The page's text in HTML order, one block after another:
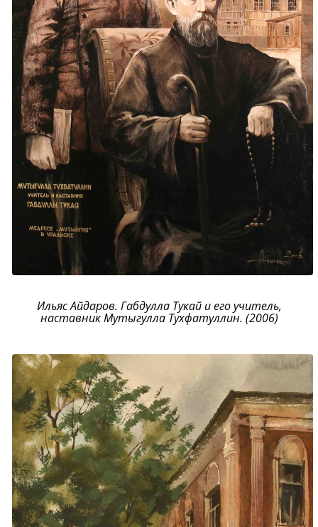
Ильяс Айдаров. Габдулла Тукай и его учитель,
наставник Мутыгулла Тухфатуллин. (2006)